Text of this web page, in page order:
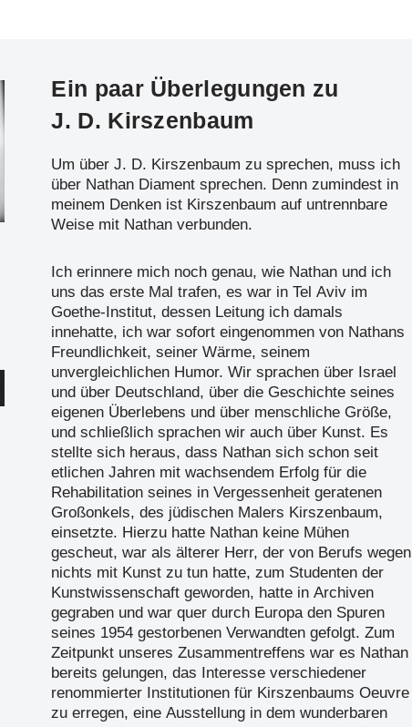
Ein paar Überlegungen zu
J. D. Kirszenbaum
Um über J. D. Kirszenbaum zu sprechen, muss ich
über Nathan Diament sprechen. Denn zumindest in
meinem Denken ist Kirszenbaum auf untrennbare
Weise mit Nathan verbunden.
Ich erinnere mich noch genau, wie Nathan und ich
uns das erste Mal trafen, es war in Tel Aviv im
Goethe-Institut, dessen Leitung ich damals
innehatte, ich war sofort eingenommen von Nathans
Freundlichkeit, seiner Wärme, seinem
unvergleichlichen Humor. Wir sprachen über Israel
und über Deutschland, über die Geschichte seines
eigenen Überlebens und über menschliche Größe,
und schließlich sprachen wir auch über Kunst. Es
stellte sich heraus, dass Nathan sich schon seit
etlichen Jahren mit wachsendem Erfolg für die
Rehabilitation seines in Vergessenheit geratenen
Großonkels, des jüdischen Malers Kirszenbaum,
einsetzte. Hierzu hatte Nathan keine Mühen
gescheut, war als älterer Herr, der von Berufs wegen
nichts mit Kunst zu tun hatte, zum Studenten der
Kunstwissenschaft geworden, hatte in Archiven
gegraben und war quer durch Europa den Spuren
seines 1954 gestorbenen Verwandten gefolgt. Zum
Zeitpunkt unseres Zusammentreffens war es Nathan
bereits gelungen, das Interesse verschiedener
renommierter Institutionen für Kirszenbaums Oeuvre
zu erregen, eine Ausstellung in dem wunderbaren